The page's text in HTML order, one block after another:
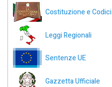
Costituzione e Codici
Leggi Regionali
Sentenze UE
Gazzetta Ufficiale